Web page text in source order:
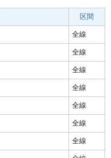
区間
全線
全線
全線
全線
全線
全線
全線